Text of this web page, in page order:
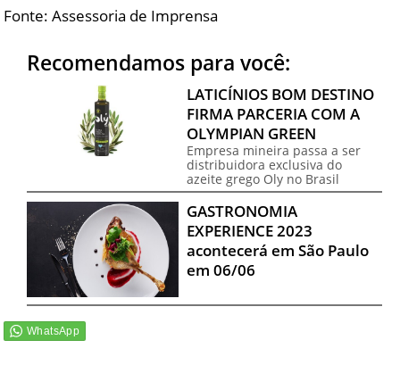
Fonte: Assessoria de Imprensa
Recomendamos para você:
LATICÍNIOS BOM DESTINO
FIRMA PARCERIA COM A
OLYMPIAN GREEN
Empresa mineira passa a ser
distribuidora exclusiva do
azeite grego Oly no Brasil
GASTRONOMIA
EXPERIENCE 2023
acontecerá em São Paulo
em 06/06